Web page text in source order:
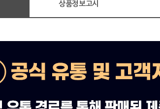
상품정보고시